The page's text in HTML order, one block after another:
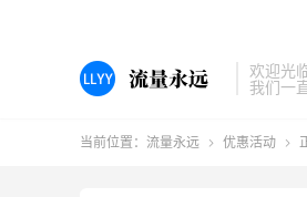
欢迎光
我们一
当前位置： 流量永远  优惠活动 